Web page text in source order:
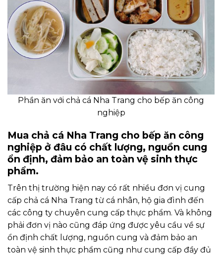
Phần ăn với chả cá Nha Trang cho bếp ăn công
nghiệp
Mua chả cá Nha Trang cho bếp ăn công
nghiệp ở đâu có chất lượng, nguồn cung
ổn định, đảm bảo an toàn vệ sinh thực
phẩm.
Trên thị trường hiện nay có rất nhiều đơn vị cung
cấp chả cá Nha Trang từ cá nhân, hộ gia đình đến
các công ty chuyên cung cấp thực phẩm. Và không
phải đơn vị nào cũng đáp ứng được yêu cầu về sự
ổn định chất lượng, nguồn cung và đảm bảo an
toàn vệ sinh thực phẩm cũng như cung cấp đầy đủ